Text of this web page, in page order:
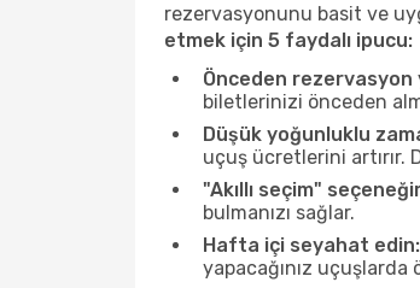
rezervasyonunu basit ve
etmek için 5 faydalı ipucu:
Önceden rezervasyon
biletlerinizi önceden
Düşük yoğunluklu
uçuş ücretlerini artırır.
"Akıllı seçim"
bulmanızı sağlar.
Hafta içi seyahat edin:
yapacağınız